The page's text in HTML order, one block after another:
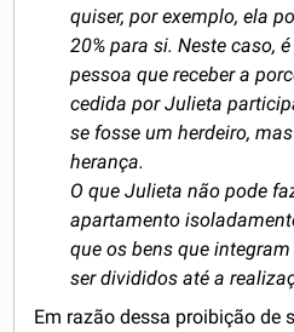
quiser, por exemplo, ela
20% para si. Neste caso,
pessoa que receber a
cedida por Julieta
se fosse um herdeiro,
herança.
O que Julieta não pode
apartamento
que os bens que
ser divididos até a
Em razão dessa proibição de